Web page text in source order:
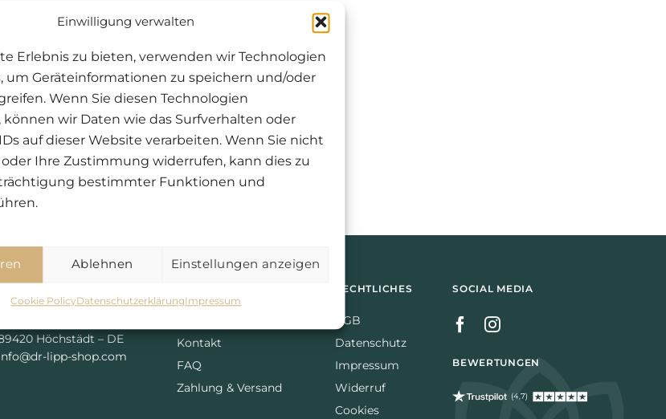
Einwilligung verwalten
Erlebnis zu bieten, verwenden wir Technologien
um Geräteinformationen zu speichern und/oder
Wenn Sie diesen Technologien
wir Daten wie das Surfverhalten oder
auf dieser Website verarbeiten. Wenn Sie nicht
Ihre Zustimmung widerrufen, kann dies zu
bestimmter Funktionen und
Ablehnen Einstellungen anzeigen
Cookie PolicyDatenschutzerklärungImpressum
in Höhe von 5,95€.
wir die Kosten des Versand.
Höchstädt – DE
lipp-shop.com
Kontakt
FAQ
Zahlung & Versand
RECHTLICHES
AGB
Datenschutz
Impressum
Widerruf
Cookies
SOCIAL MEDIA
BEWERTUNGEN